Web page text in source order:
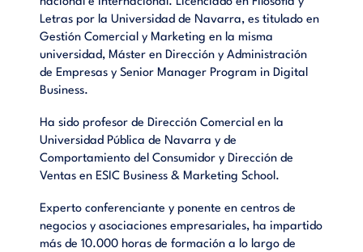
Letras por la Universidad de Navarra, es titulado en
Gestión Comercial y Marketing en la misma
universidad, Máster en Dirección y Administración
de Empresas y Senior Manager Program in Digital
Business.
Ha sido profesor de Dirección Comercial en la
Universidad Pública de Navarra y de
Comportamiento del Consumidor y Dirección de
Ventas en ESIC Business & Marketing School.
Experto conferenciante y ponente en centros de
negocios y asociaciones empresariales, ha impartido
más de 10.000 horas de formación a lo largo de